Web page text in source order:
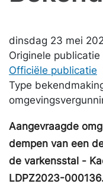
dinsdag 23 mei
Originele
Officiële publicatie
Type
Aangevraagde
dempen van een
de varkensstal -
LDPZ2023-000136.